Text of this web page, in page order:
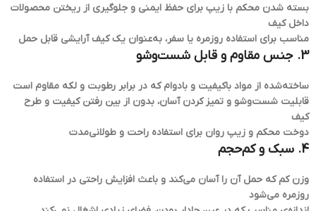
بسته شدن محکم با زیپ برای حفظ ایمنی و جلوگیری از ریختن محصولات
داخل کیف
مناسب برای استفاده روزمره یا سفر، به‌عنوان یک کیف آرایشی قابل حمل
3. جنس مقاوم و قابل شست‌وشو
ساخته‌شده از مواد باکیفیت و بادوام که در برابر رطوبت و لکه مقاوم است
قابلیت شست‌وشو و تمیز کردن آسان، بدون از بین رفتن کیفیت و طرح
کیف
دوخت محکم و زیپ روان برای استفاده راحت و طولانی‌مدت
4. سبک و کم‌حجم
وزن کم که حمل آن را آسان می‌کند و باعث افزایش راحتی در استفاده
روزمره می‌شود